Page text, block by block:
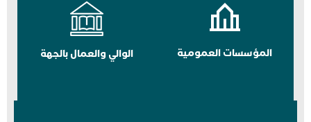
المؤسسات العمومية الوالي والعمال بالجهة